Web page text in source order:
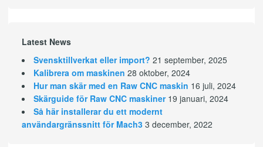
Latest News
Svensktillverkat eller import? 21 september, 2025
Kalibrera om maskinen 28 oktober, 2024
Hur man skär med en Raw CNC maskin 16 juli, 2024
Skärguide för Raw CNC maskiner 19 januari, 2024
Så här installerar du ett modernt
användargränssnitt för Mach3 3 december, 2022